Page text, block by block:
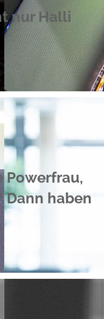
nur Halli
Powerfrau,
Dann haben